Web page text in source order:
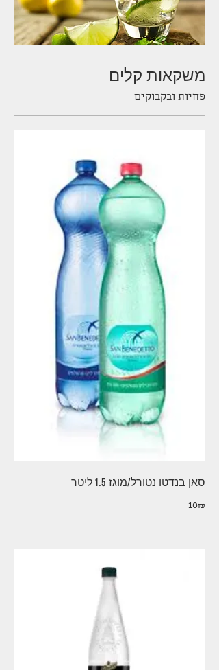
משקאות קלים
פחיות ובקבוקים
סאן בנדטו נטורל/מוגז 1.5 ליטר
‏10 ‏₪